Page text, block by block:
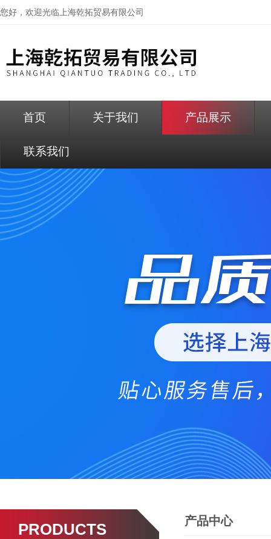
您好，欢迎光临上海乾拓贸易有限公司
首页 关于我们 产品展示
联系我们
PRODUCTS 产品中心